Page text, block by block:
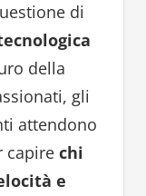
di
della
gli
attendono
capire chi
e